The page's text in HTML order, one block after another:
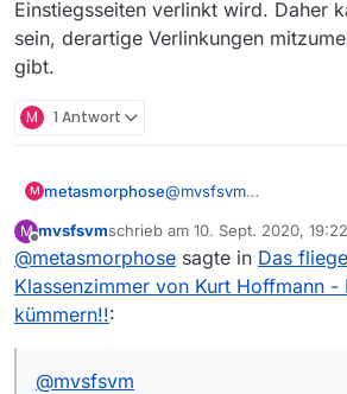
Einstiegsseiten verlinkt wird. Daher
sein, derartige Verlinkungen
gibt.
M 1 Antwort
M metasmorphose@mvsfsvm
Kommentaren wie:
ungeduldig? "
Die Sendung steht eben
M
Offline
mvsfsvmschrieb am 10. Sept. 2020, 19:22
zuletzt editiert von
@metasmorphose sagte in Das
Klassenzimmer von Kurt Hoffmann -
kümmern!!:
@mvsfsvm